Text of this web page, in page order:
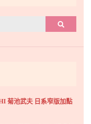
搜尋
菊池武夫 日系窄版加點